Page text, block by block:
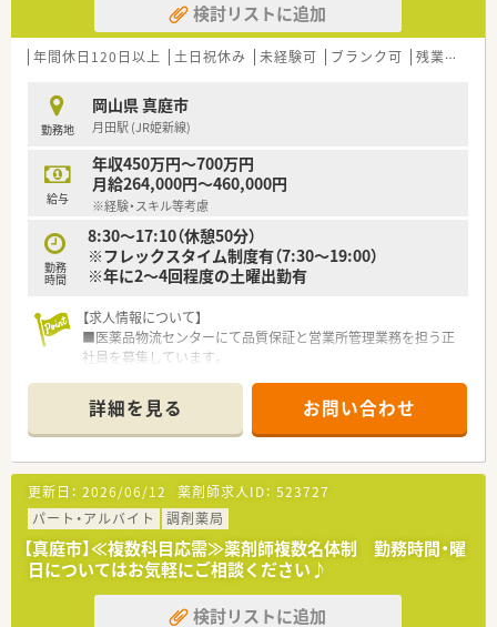
＜こんな方にもオススメ＞
■病院経験のある方
■幅広い科目を扱う病院でスキルをアップさせたい方
検討リストに追加
年間休日120日以上 土日祝休み 未経験可 ブランク可 残業なし(ほぼなし含む)
勤務地
岡山県 真庭市
月田駅 (JR姫新線)
給与
年収450万円～700万円
月給264,000円～460,000円
※経験・スキル等考慮
勤務
時間
8:30～17:10（休憩50分）
※フレックスタイム制度有（7:30～19:00）
※年に2～4回程度の土曜出勤有
【求人情報について】
■医薬品物流センターにて品質保証と営業所管理業務を担う正
社員を募集しています。
を十分に考慮します。
■年間休日は120日以上あり、基本は土日祝休みでプライベート
も充実できます。
【募集背景と求める人物像について】
■事業拡大と社内体制の強化を目的とした増員募集となり、新た
な仲間を求めています。
■必須要件として薬剤師免許をお持ちの方であれば、未経験から
でも応募が可能です。
■もちろん、管理薬剤師のご経験や基本的なPCスキルをお持ち
の方は優遇いたします。
詳細を見る お問い合わせ
更新日： 2026/06/12 薬剤師求人ID： 523727
パート・アルバイト
調剤薬局
【真庭市】≪複数科目応需≫薬剤師複数名体制 勤務時間・曜
日についてはお気軽にご相談ください♪
検討リストに追加